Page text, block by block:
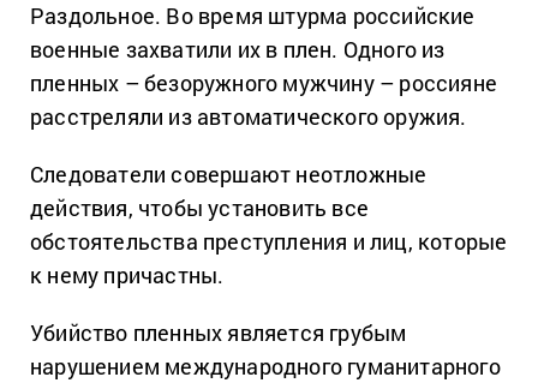
Раздольное. Во время штурма российские
военные захватили их в плен. Одного из
пленных – безоружного мужчину – россияне
расстреляли из автоматического оружия.
Следователи совершают неотложные
действия, чтобы установить все
обстоятельства преступления и лиц, которые
к нему причастны.
Убийство пленных является грубым
нарушением международного гуманитарного